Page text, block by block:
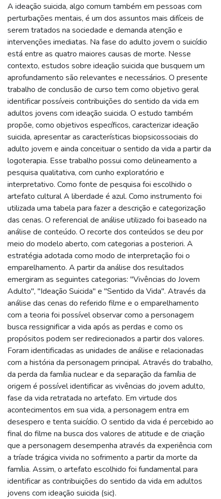
A ideação suicida, algo comum também em pessoas com
perturbações mentais, é um dos assuntos mais difíceis de
serem tratados na sociedade e demanda atenção e
intervenções imediatas. Na fase do adulto jovem o suicídio
está entre as quatro maiores causas de morte. Nesse
contexto, estudos sobre ideação suicida que busquem um
aprofundamento são relevantes e necessários. O presente
trabalho de conclusão de curso tem como objetivo geral
identificar possíveis contribuições do sentido da vida em
adultos jovens com ideação suicida. O estudo também
propõe, como objetivos específicos, caracterizar ideação
suicida, apresentar as características biopsicossociais do
adulto jovem e ainda conceituar o sentido da vida a partir da
logoterapia. Esse trabalho possui como delineamento a
pesquisa qualitativa, com cunho exploratório e
interpretativo. Como fonte de pesquisa foi escolhido o
artefato cultural A liberdade é azul. Como instrumento foi
utilizada uma tabela para fazer a descrição e categorização
das cenas. O referencial de análise utilizado foi baseado na
análise de conteúdo. O recorte dos conteúdos se deu por
meio do modelo aberto, com categorias a posteriori. A
estratégia adotada como modo de interpretação foi o
emparelhamento. A partir da análise dos resultados
emergiram as seguintes categorias: "Vivências do Jovem
Adulto", "Ideação Suicida" e "Sentido da Vida". Através da
análise das cenas do referido filme e o emparelhamento
com a teoria foi possível observar como a personagem
busca ressignificar a vida após as perdas e como os
propósitos podem ser redirecionados a partir dos valores.
Foram identificadas as unidades de análise e relacionadas
com a história da personagem principal. Através do trabalho,
da perda da família nuclear e da separação da família de
origem é possível identificar as vivências do jovem adulto,
fase da vida retratada no artefato. Em virtude dos
acontecimentos em sua vida, a personagem entra em
desespero e tenta suicídio. O sentido da vida é percebido ao
final do filme na busca dos valores de atitude e de criação
que a personagem desempenha através da experiência com
a tríade trágica vivida no sofrimento a partir da morte da
família. Assim, o artefato escolhido foi fundamental para
identificar as contribuições do sentido da vida em adultos
jovens com ideação suicida (sic).